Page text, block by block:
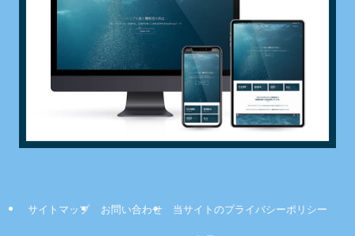
サイトマップ お問い合わせ 当サイトのプライバシーポリシー